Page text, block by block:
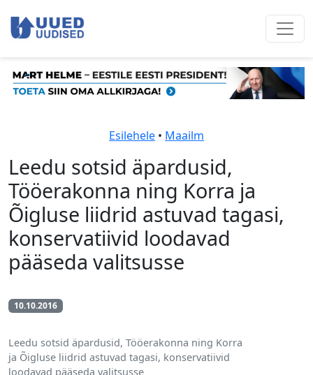
Esilehele • Maailm
Leedu sotsid äpardusid,
Tööerakonna ning Korra ja
Õigluse liidrid astuvad tagasi,
konservatiivid loodavad
pääseda valitsusse
10.10.2016
Leedu sotsid äpardusid, Tööerakonna ning Korra
ja Õigluse liidrid astuvad tagasi, konservatiivid
loodavad pääseda valitsusse